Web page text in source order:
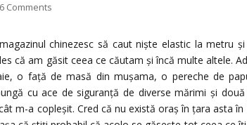
6 Comments
chinezesc să caut niște elastic la metru și
că am găsit ceea ce căutam și încă multe altele.
o față de masă din mușama, o pereche de
cu ace de siguranță de diverse mărimi și
m-a copleșit. Cred că nu există oraș în țara asta în